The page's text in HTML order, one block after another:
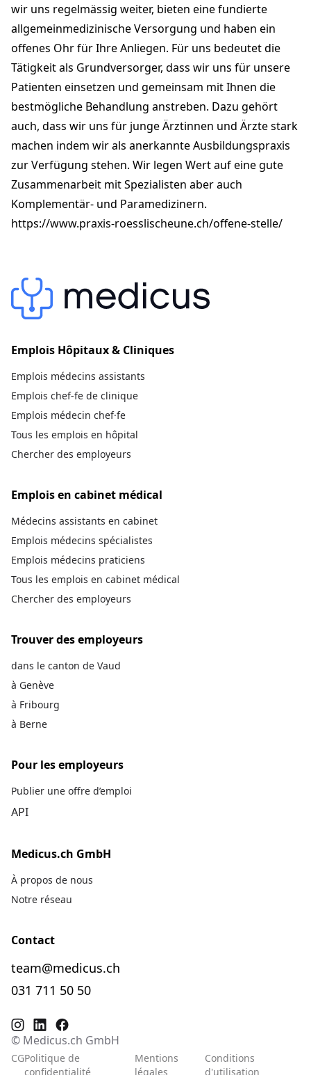
wir uns regelmässig weiter, bieten eine fundierte
allgemeinmedizinische Versorgung und haben ein
offenes Ohr für Ihre Anliegen. Für uns bedeutet die
Tätigkeit als Grundversorger, dass wir uns für unsere
Patienten einsetzen und gemeinsam mit Ihnen die
bestmögliche Behandlung anstreben. Dazu gehört
auch, dass wir uns für junge Ärztinnen und Ärzte stark
machen indem wir als anerkannte Ausbildungspraxis
zur Verfügung stehen. Wir legen Wert auf eine gute
Zusammenarbeit mit Spezialisten aber auch
Komplementär- und Paramedizinern.
https://www.praxis-roesslischeune.ch/offene-stelle/
Emplois Hôpitaux & Cliniques
Emplois médecins assistants
Emplois chef-fe de clinique
Emplois médecin chef·fe
Tous les emplois en hôpital
Chercher des employeurs
Emplois en cabinet médical
Médecins assistants en cabinet
Emplois médecins spécialistes
Emplois médecins praticiens
Tous les emplois en cabinet médical
Chercher des employeurs
Trouver des employeurs
dans le canton de Vaud
à Genève
à Fribourg
à Berne
Pour les employeurs
Publier une offre d’emploi
API
Medicus.ch GmbH
À propos de nous
Notre réseau
Contact
team@medicus.ch
031 711 50 50
© Medicus.ch GmbH
CGPolitique de
confidentialité
Mentions
légales
Conditions
d'utilisation